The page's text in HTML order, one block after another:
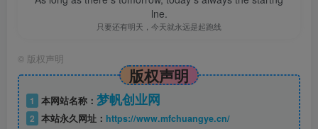
lne.
只要还有明天，今天就永远是起跑线
© 版权声明
版权声明
1 本网站名称： 梦帆创业网
2 本站永久网址： https://www.mfchuangye.cn/